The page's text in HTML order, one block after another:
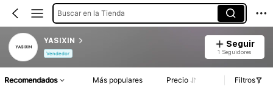
Buscar en la Tienda
YASIXIN
Vendedor
Seguir
1 Seguidores
Recomendados Más populares Precio Filtros